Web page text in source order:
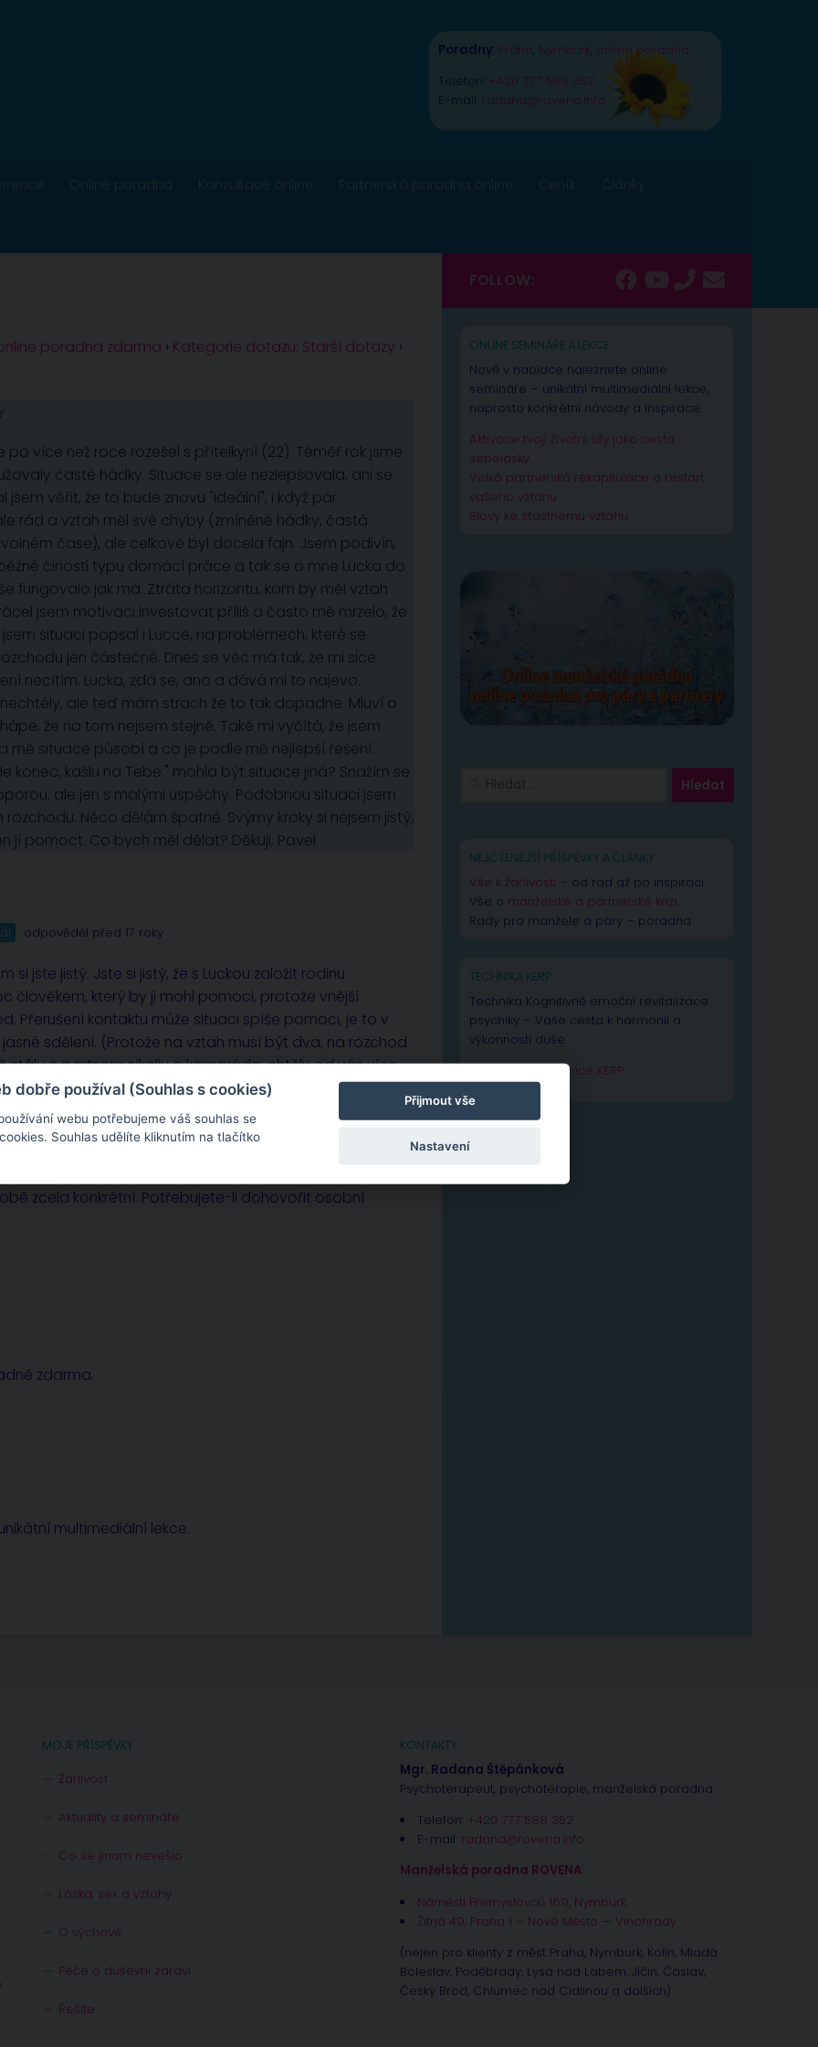
Poradny Praha Nymburk online poradna
Telefon: +420 777 588 352
E-mail: radana@rovena.info
Online poradna Konzultace online Partnerská poradna online Ceník Články
poradna zdarma › Kategorie dotazu: Starší dotazy ›
více než roce rozešel s přítelkyní (22). Téměř rok jsme
časté hádky. Situace se ale nezlepšovala, ani se
jsem věřit, že to bude znovu "ideální", i když pár
rád a vztah měl své chyby (zmíněné hádky, častá
čase), ale celkově byl docela fajn. Jsem podivín,
činosti typu domácí práce a tak se o mne Lucka do
fungovalo jak má. Ztráta horizontu, kam by měl vztah
jsem motivaci investovat příliš a často mě mrzelo, že
situaci popsal i Lucce, na problémech, které se
jen částečně. Dnes se věc má tak, že mi sice
necítím. Lucka, zdá se, ano a dává mi to najevo.
ale teď mám strach že to tak dopadne. Mluví o
že na tom nejsem stejně. Také mi vyčítá, že jsem
mě situace působí a co je podle mě nejlepší řešení.
konec, kašlu na Tebe." mohla být situace jiná? Snažím se
ale jen s malými úspěchy. Podobnou situaci jsem
Něco dělám špatně. Svýmy kroky si nejsem jistý,
jí pomoct. Co bych měl dělat? Děkuji, Pavel
odpověděl před 17 roky
si jste jistý. Jste si jistý, že s Luckou založit rodinu
člověkem, který by ji mohl pomoci, protože vnější
Přerušení kontaktu může situaci spíše pomoci, je to v
sdělení. (Protože na vztah musí být dva, na rozchod
stály o partnera nikoliv o kamaráda, chtěly od vás více.
než rozchod? Přeji vše dobré.
zcela konkrétní. Potřebujete-li dohovořit osobní
zdarma.
multimediální lekce.
FOLLOW:
ONLINE SEMINÁŘE A LEKCE
Nově v nabídce naleznete online
semináře – unikátní multimediální lekce,
naprosto konkrétní návody a inspirace.
Aktivace tvojí životní síly jako cesta
sebelásky
Velká partnerská rekapitulace a restart
vašeho vztahu
Slovy ke šťastnému vztahu
NEJČTENĚJŠÍ PŘÍSPĚVKY A ČLÁNKY
Vše k žárlivosti – od rad až po inspiraci
Vše o manželské a partnerské krizi
Rady pro manžele a páry – poradna
TECHNIKA KERP
Technika Kognitivně emoční revitalizace
psychiky – Vaše cesta k harmonii a
výkonnosti duše.
Zjistit více o technice KERP
MOJE PŘÍSPĚVKY
Žárlivost
Aktuality a semináře
Co se jinam nevešlo
Láska, sex a vztahy
O výchově
Péče o duševní zdraví
Řešíte
KONTAKTY
Mgr. Radana Štěpánková
Psychoterapeut, psychoterapie, manželská poradna
Telefon: +420 777 588 352
E-mail: radana@rovena.info
Manželská poradna ROVENA
Náměstí Přemyslovců 169, Nymburk
Žitná 49, Praha 1 – Nové Město — Vinohrady
(nejen pro klienty z měst Praha, Nymburk, Kolín, Mladá
Boleslav, Poděbrady, Lysá nad Labem, Jíčín, Čáslav,
Český Brod, Chlumec nad Cidlinou a dalších)
dobře používal (Souhlas s cookies)
webu potřebujeme váš souhlas se
Souhlas udělíte kliknutím na tlačítko
Přijmout vše
Nastavení